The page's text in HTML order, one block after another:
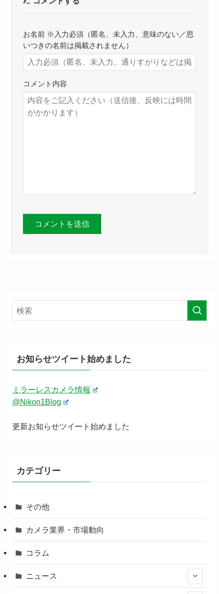
お名前 ※入力必須（匿名、未入力、意味のない／思
いつきの名前は掲載されません）
コメント内容
お知らせツイート始めました
ミラーレスカメラ情報
@Nikon1Blog
更新お知らせツイート始めました
カテゴリー
その他
カメラ業界・市場動向
コラム
ニュース